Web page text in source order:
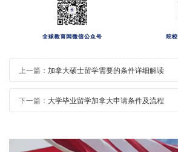
上一篇： 加拿大硕士留学需要的条件详细解读
下一篇： 大学毕业留学加拿大申请条件及流程